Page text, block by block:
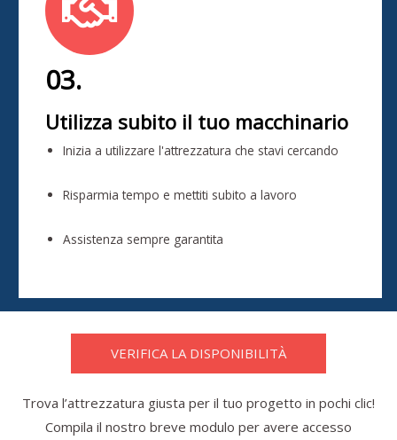
03.
Utilizza subito il tuo macchinario
Inizia a utilizzare l'attrezzatura che stavi cercando
Risparmia tempo e mettiti subito a lavoro
Assistenza sempre garantita
VERIFICA LA DISPONIBILITÀ
Trova l’attrezzatura giusta per il tuo progetto in pochi clic!
Compila il nostro breve modulo per avere accesso